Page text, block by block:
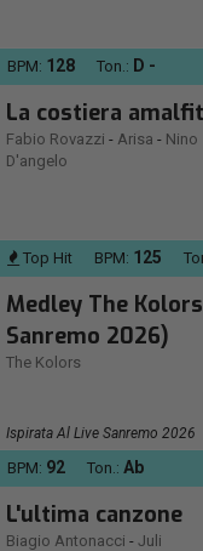
BPM: 128 Ton.: D -
La costiera
Fabio Rovazzi - Arisa - Nino
D'angelo
Top Hit BPM: 125
Medley The
Sanremo 2026)
The Kolors
Ispirata Al Live Sanremo 2026
BPM: 92 Ton.: Ab
L'ultima canzone
Biagio Antonacci - Juli